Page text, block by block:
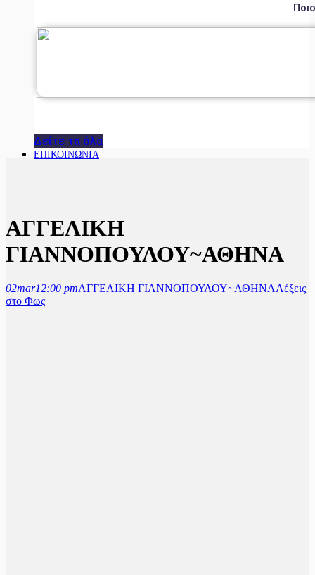
Δείτε τα όλα
ΕΠΙΚΟΙΝΩΝΙΑ
ΑΓΓΕΛΙΚΗ
ΓΙΑΝΝΟΠΟΥΛΟΥ~ΑΘΗΝΑ
02mar12:00 pmΑΓΓΕΛΙΚΗ ΓΙΑΝΝΟΠΟΥΛΟΥ~ΑΘΗΝΑΛέξεις
στο Φως